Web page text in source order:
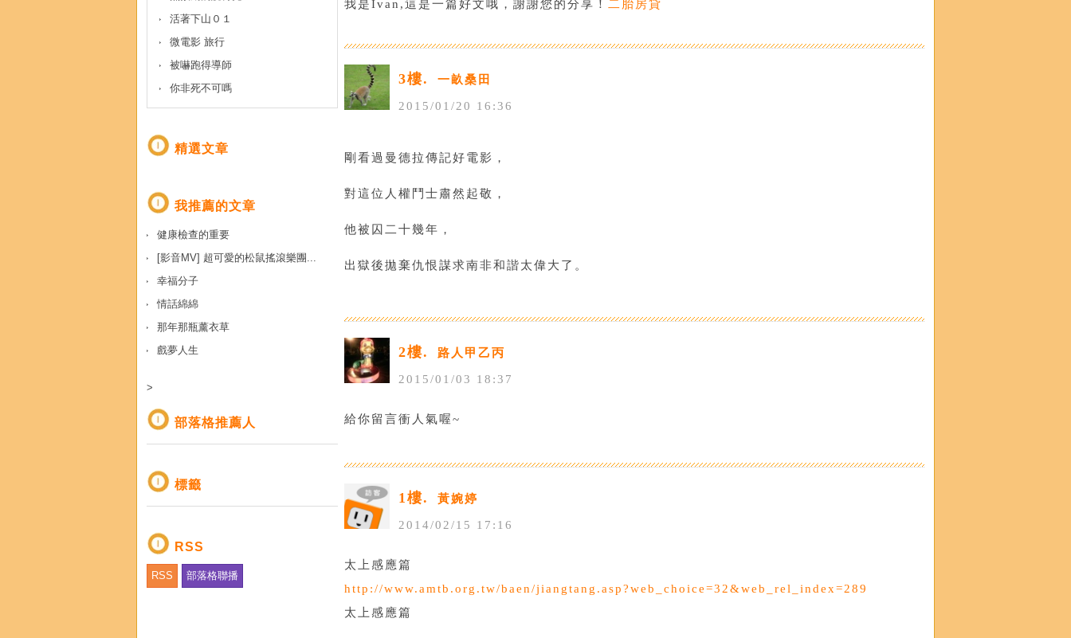
我是Ivan,這是一篇好文哦，謝謝您的分享！ 二胎房貸
3樓. 一畝桑田
2015/01 /20 16 :36
剛看過曼德拉傳記好電影，
對這位人權鬥士肅然起敬，
他被囚二十幾年，
出獄後拋棄仇恨謀求南非和諧太偉大了。
2樓. 路人甲乙丙
2015/01 /03 18 :37
給你留言衝人氣喔~
1樓. 黃婉婷
2014/02/15 17 : 16
太上感應篇
http://www.amtb.org.tw/baen/jiangtang.asp?web_choice=32&web_rel_index=289
太上感應篇
活著下山０１
微電影 旅行
被嚇跑得導師
你非死不可嗎
精選文章
我推薦的文章
健康檢查的重要
[影音MV] 超可愛的松鼠搖滾樂團...
幸福分子
情話綿綿
那年那瓶薰衣草
戲夢人生
>
部落格推薦人
標籤
RSS
RSS 部落格聯播